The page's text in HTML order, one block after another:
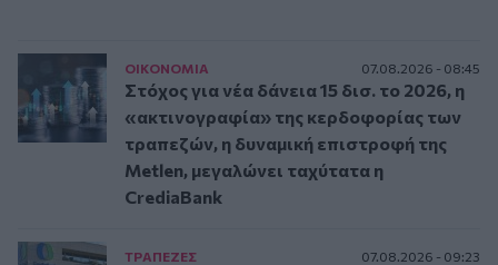
ΟΙΚΟΝΟΜΙΑ 07.08.2026 - 08:45
Στόχος για νέα δάνεια 15 δισ. το 2026, η
«ακτινογραφία» της κερδοφορίας των
τραπεζών, η δυναμική επιστροφή της
Metlen, μεγαλώνει ταχύτατα η
CrediaBank
ΤΡAΠΕΖΕΣ 07.08.2026 - 09:23